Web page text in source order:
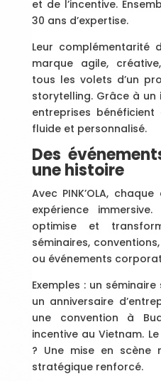
et de l’incentive.
30 ans d’expertise.
Leur complémentarité
marque agile,
tous les volets d’un
storytelling. Grâce à un
entreprises bénéficient
fluide et personnalisé.
Des
une histoire
Avec PINK’OLA,
expérience
optimise et
séminaires,
ou événements
Exemples : un
un anniversaire
une convention à
incentive au Vietnam.
? Une mise en scène
stratégique renforcé.